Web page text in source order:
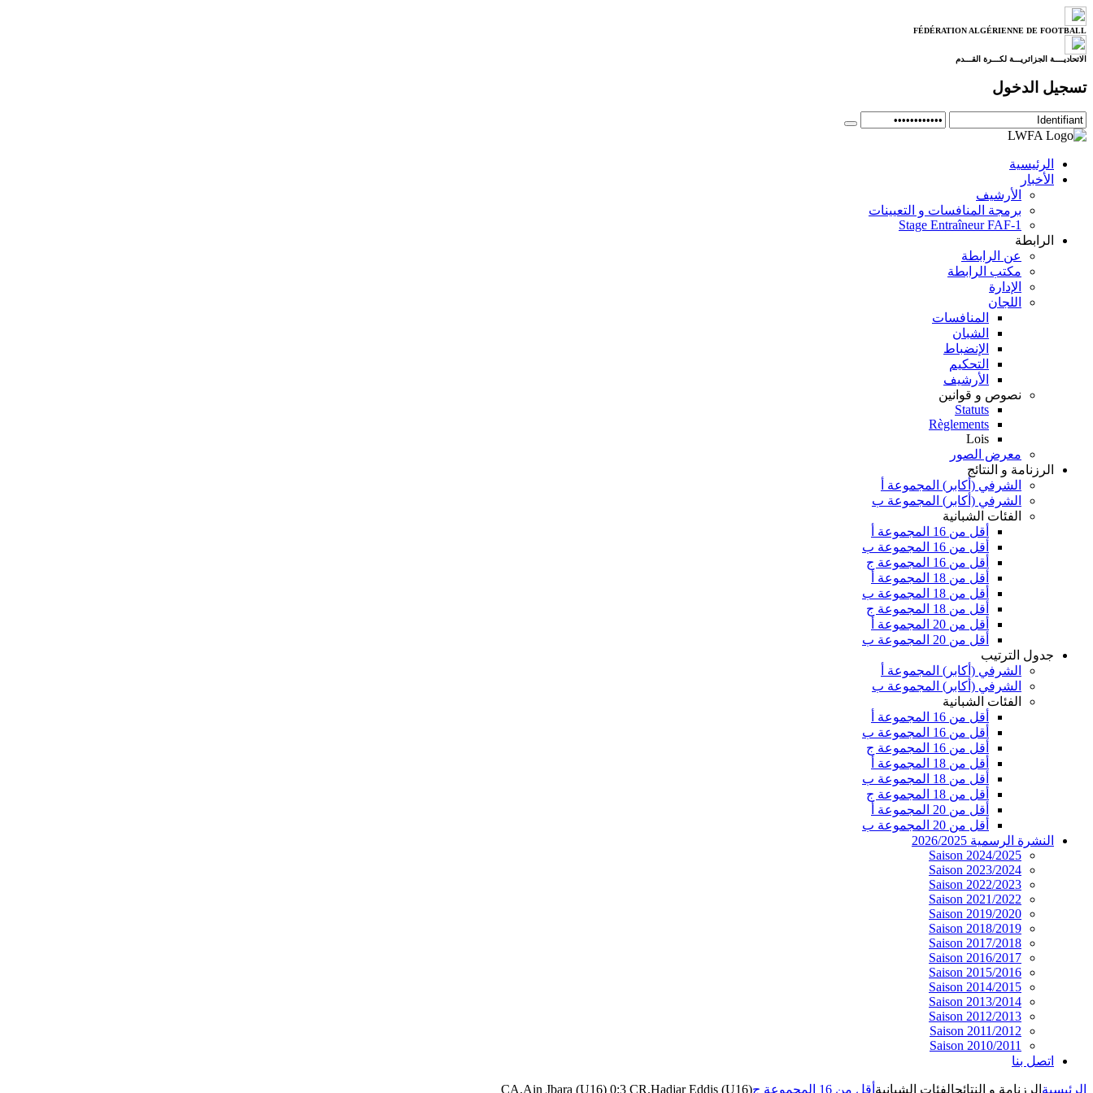
FÉDÉRATION ALGÉRIENNE DE FOOTBALL
الاتحاديــــة الجزائريـــة لكـــرة القـــدم
تسجيل الدخول
الرئيسية
الأخبار
الأرشيف
برمجة المنافسات و التعيينات
Stage Entraîneur FAF-1
الرابطة
عن الرابطة
مكتب الرابطة
الإدارة
اللجان
المنافسات
الشبان
الإنضباط
التحكيم
الأرشيف
نصوص و قوانين
Statuts
Règlements
Lois
معرض الصور
الرزنامة و النتائج
الشرفي (أكابر) المجموعة أ
الشرفي (أكابر) المجموعة ب
الفئات الشبانية
أقل من 16 المجموعة أ
أقل من 16 المجموعة ب
أقل من 16 المجموعة ج
أقل من 18 المجموعة أ
أقل من 18 المجموعة ب
أقل من 18 المجموعة ج
أقل من 20 المجموعة أ
أقل من 20 المجموعة ب
جدول الترتيب
الشرفي (أكابر) المجموعة أ
الشرفي (أكابر) المجموعة ب
الفئات الشبانية
أقل من 16 المجموعة أ
أقل من 16 المجموعة ب
أقل من 16 المجموعة ج
أقل من 18 المجموعة أ
أقل من 18 المجموعة ب
أقل من 18 المجموعة ج
أقل من 20 المجموعة أ
أقل من 20 المجموعة ب
النشرة الرسمية 2026/2025
Saison 2024/2025
Saison 2023/2024
Saison 2022/2023
Saison 2021/2022
Saison 2019/2020
Saison 2018/2019
Saison 2017/2018
Saison 2016/2017
Saison 2015/2016
Saison 2014/2015
Saison 2013/2014
Saison 2012/2013
Saison 2011/2012
Saison 2010/2011
اتصل بنا
الرئيسية الرزنامة و النتائجالفئات الشبانية أقل من 16 المجموعة ج
CA.Ain Jbara (U16) 0:3 CR.Hadjar Eddis (U16)